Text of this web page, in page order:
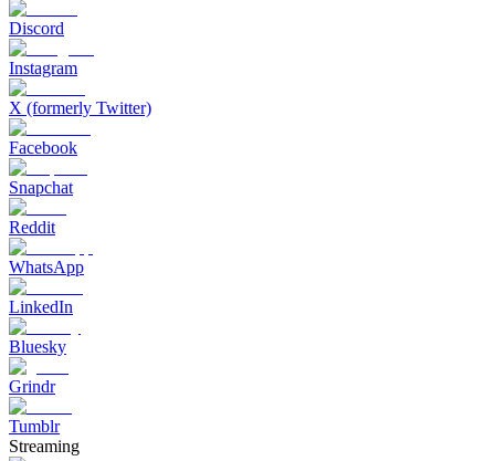
Discord
Instagram
X (formerly Twitter)
Facebook
Snapchat
Reddit
WhatsApp
LinkedIn
Bluesky
Grindr
Tumblr
Streaming